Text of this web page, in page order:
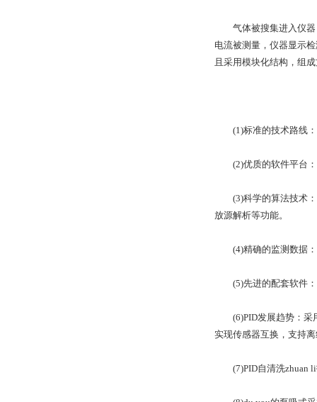
气体被搜集进入仪器
电流被测量，仪器显示
且采用模块化结构，组
(1)标准的技术路线：
(2)优质的软件平台：
(3)科学的算法技术：
放源解析等功能。
(4)精确的监测数据：
(5)先进的配套软件：
(6)PID发展趋势：采用
实现传感器互换，支持
(7)PID自清洗zhuan li